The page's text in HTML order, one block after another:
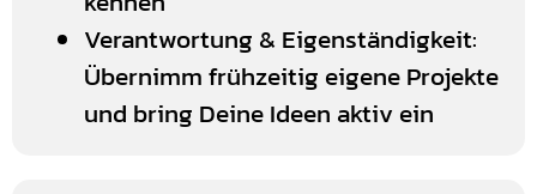
Verantwortung & Eigenständigkeit:
Übernimm frühzeitig eigene Projekte
und bring Deine Ideen aktiv ein